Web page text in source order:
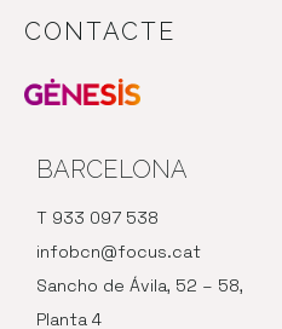
CONTACTE
BARCELONA
T 933 097 538
infobcn@focus.cat
Sancho de Ávila, 52 – 58,
Planta 4